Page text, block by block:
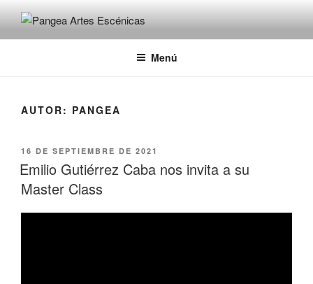
PANGEA ARTES ESCÉNICAS
Pangea
Menú
AUTOR: PANGEA
16 DE SEPTIEMBRE DE 2021
Emilio Gutiérrez Caba nos invita a su
Master Class